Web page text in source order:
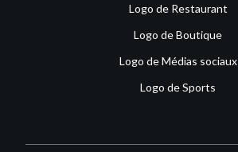
Logo de Restaurant
Logo de Boutique
Logo de Médias sociaux
Logo de Sports